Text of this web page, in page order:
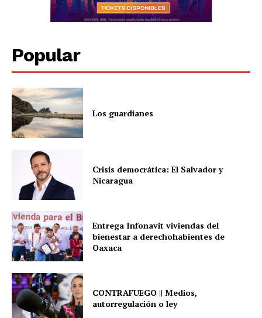
Popular
Los guardianes
Crisis democrática: El Salvador y
Nicaragua
Entrega Infonavit viviendas del
bienestar a derechohabientes de
Oaxaca
CONTRAFUEGO || Medios,
autorregulación o ley